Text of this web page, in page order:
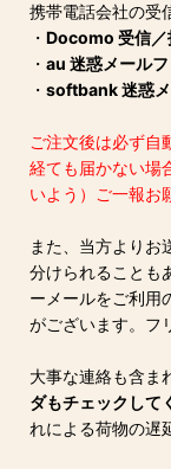
携帯電話会社の受
・ Docomo 受信／
・ au 迷惑メール
・ softbank 迷惑
ご注文後は必ず自
経ても届かない場
いよう）ご一報お
また、当方よりお
分けられることも
ーメールをご利用
がございます。フ
大事な連絡も含ま
ダもチェックして
れによる荷物の遅